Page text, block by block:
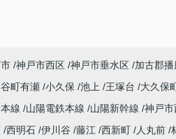
神戸市西区 神戸市垂水区 加古郡
町有瀬 小久保 池上 王塚台 大久保
線 山陽電鉄本線 山陽新幹線 神戸市
西明石 伊川谷 藤江 西新町 人丸前